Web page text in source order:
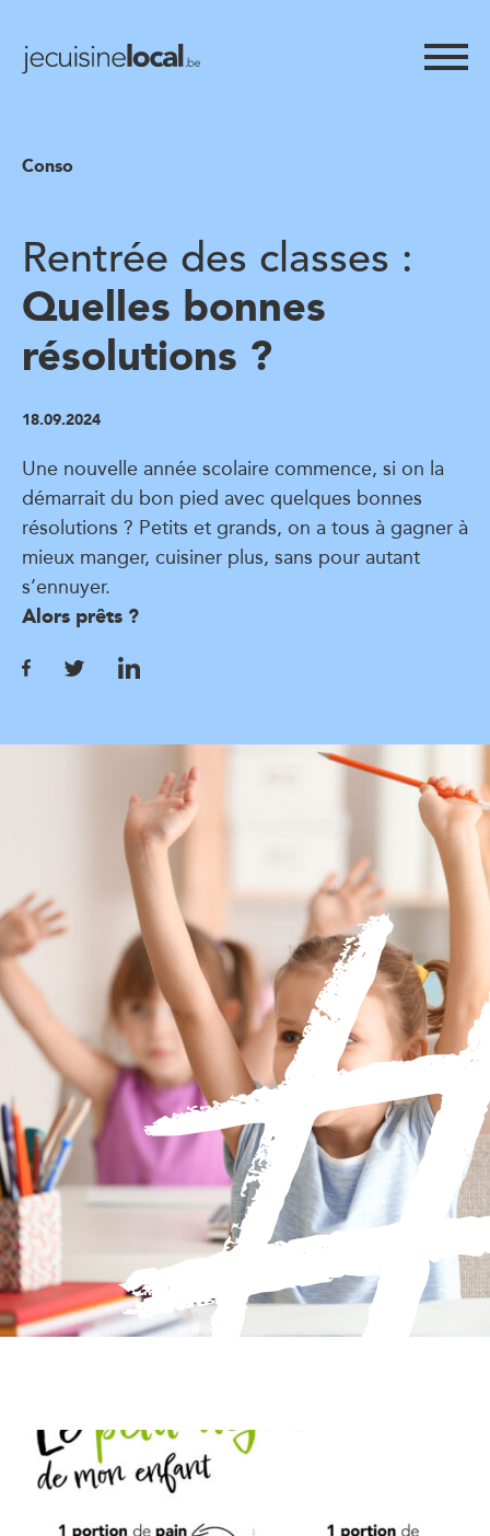
Conso
Rentrée des classes :
Quelles bonnes
résolutions ?
18.09.2024
Une nouvelle année scolaire commence, si on la
démarrait du bon pied avec quelques bonnes
résolutions ? Petits et grands, on a tous à gagner à
mieux manger, cuisiner plus, sans pour autant
s’ennuyer.
Alors prêts ?